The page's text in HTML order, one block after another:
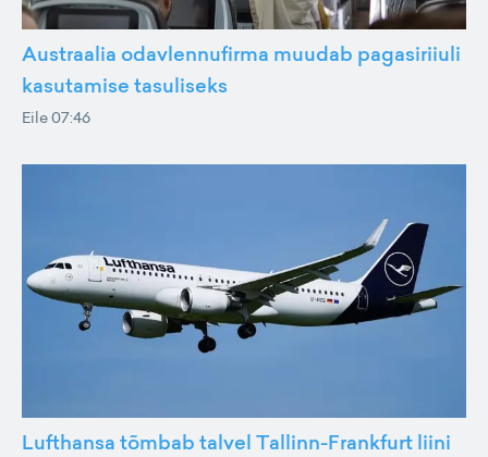
Austraalia odavlennufirma muudab pagasiriiuli
kasutamise tasuliseks
Eile 07:46
Lufthansa tõmbab talvel Tallinn-Frankfurt liini